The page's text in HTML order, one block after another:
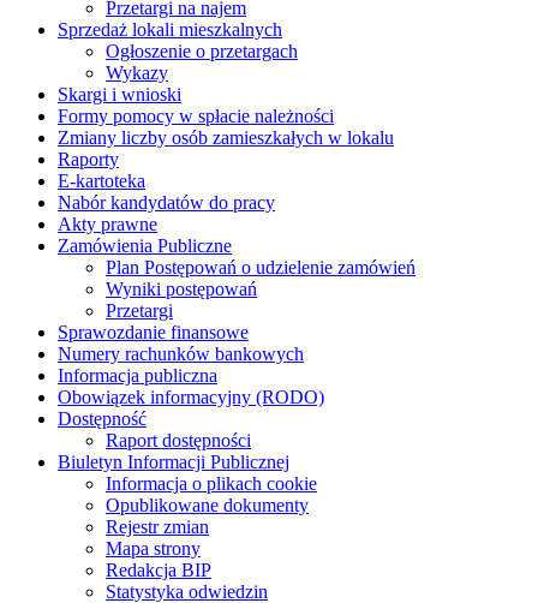
Przetargi na najem
Sprzedaż lokali mieszkalnych
Ogłoszenie o przetargach
Wykazy
Skargi i wnioski
Formy pomocy w spłacie należności
Zmiany liczby osób zamieszkałych w lokalu
Raporty
E-kartoteka
Nabór kandydatów do pracy
Akty prawne
Zamówienia Publiczne
Plan Postępowań o udzielenie zamówień
Wyniki postępowań
Przetargi
Sprawozdanie finansowe
Numery rachunków bankowych
Informacja publiczna
Obowiązek informacyjny (RODO)
Dostępność
Raport dostępności
Biuletyn Informacji Publicznej
Informacja o plikach cookie
Opublikowane dokumenty
Rejestr zmian
Mapa strony
Redakcja BIP
Statystyka odwiedzin